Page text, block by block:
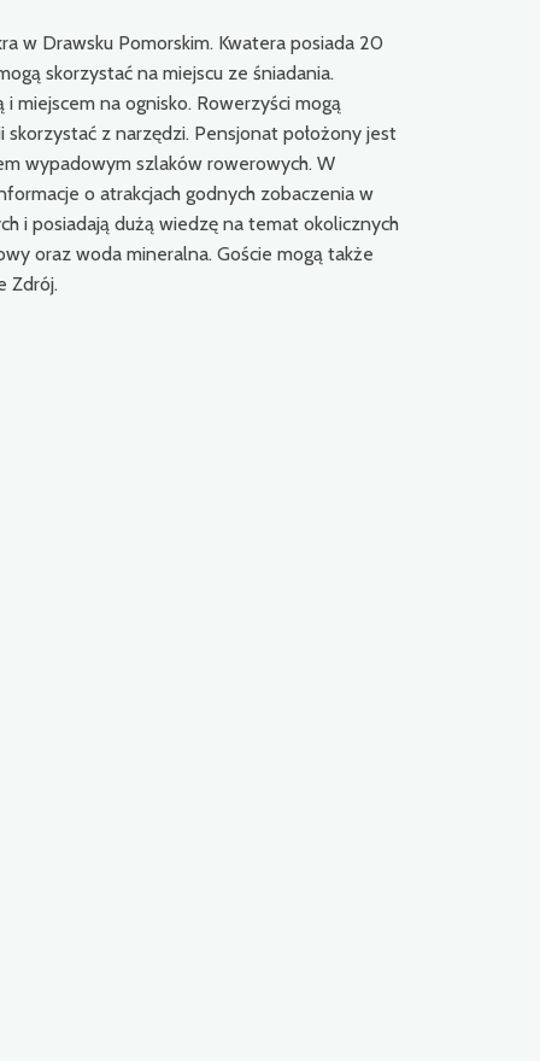
w Drawsku Pomorskim. Kwatera posiada 20
skorzystać na miejscu ze śniadania.
miejscem na ognisko. Rowerzyści mogą
z narzędzi. Pensjonat położony jest
wypadowym szlaków rowerowych. W
o atrakcjach godnych zobaczenia w
i posiadają dużą wiedzę na temat okolicznych
oraz woda mineralna. Goście mogą także
Zdrój.